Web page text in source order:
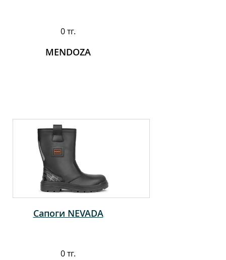
0 тг.
MENDOZA
Сапоги NEVADA
0 тг.